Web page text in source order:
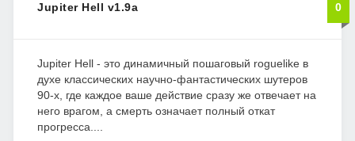
Jupiter Hell v1.9a 0
Jupiter Hell - это динамичный пошаговый roguelike в
духе классических научно-фантастических шутеров
90-х, где каждое ваше действие сразу же отвечает на
него врагом, а смерть означает полный откат
прогресса....